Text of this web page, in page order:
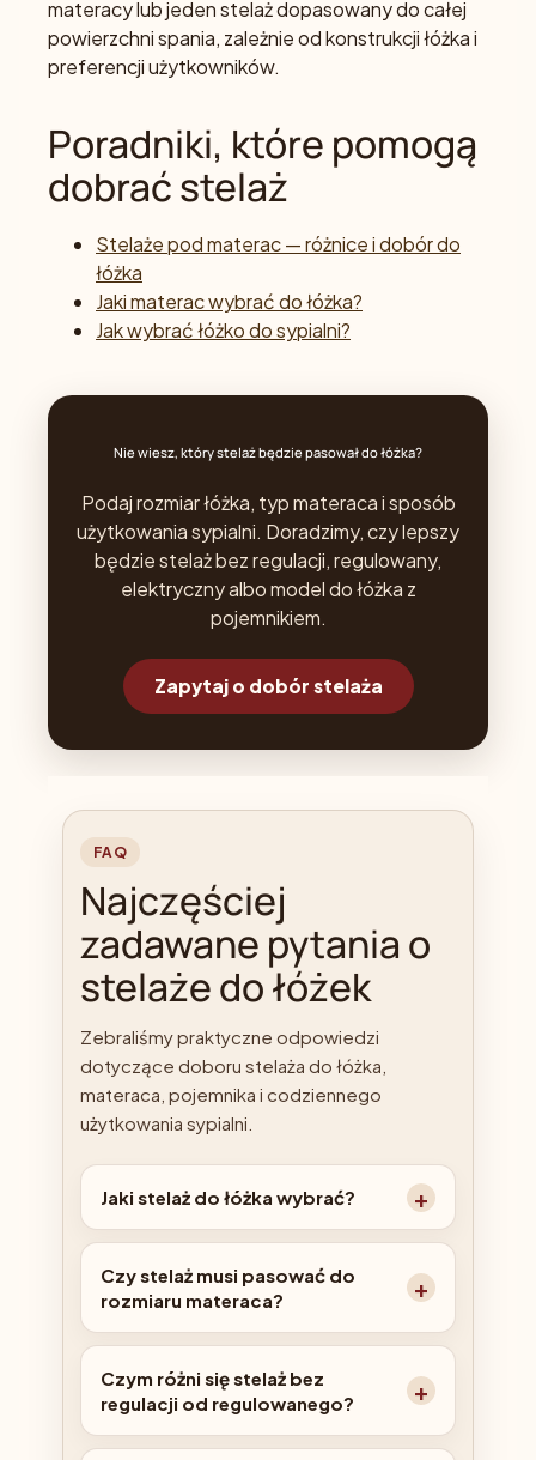
materacy lub jeden stelaż dopasowany do całej
powierzchni spania, zależnie od konstrukcji łóżka i
preferencji użytkowników.
Poradniki, które pomogą
dobrać stelaż
Stelaże pod materac — różnice i dobór do
łóżka
Jaki materac wybrać do łóżka?
Jak wybrać łóżko do sypialni?
Nie wiesz, który stelaż będzie pasował do łóżka?
Podaj rozmiar łóżka, typ materaca i sposób
użytkowania sypialni. Doradzimy, czy lepszy
będzie stelaż bez regulacji, regulowany,
elektryczny albo model do łóżka z
pojemnikiem.
Zapytaj o dobór stelaża
FAQ
Najczęściej
zadawane pytania o
stelaże do łóżek
Zebraliśmy praktyczne odpowiedzi
dotyczące doboru stelaża do łóżka,
materaca, pojemnika i codziennego
użytkowania sypialni.
Jaki stelaż do łóżka wybrać?
Czy stelaż musi pasować do
rozmiaru materaca?
Czym różni się stelaż bez
regulacji od regulowanego?